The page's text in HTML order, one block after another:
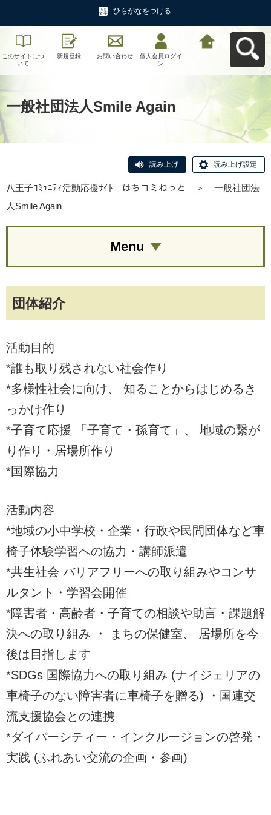
ひらがなをつける
このサイトにつ
いて
新規登録 お問い合わせ
個人会員ログイ
ン
一般社団法人Smile Again
読み上げ 読み上げ設定
八王子ｺﾐｭﾆﾃｨ活動応援ｻｲﾄ はちコミねっと ＞
一般社団法
人Smile Again
団体紹介
活動目的
*誰も取り残されない社会作り
*多様性社会に向け、 知ることからはじめるき
っかけ作り
*子育て応援 「子育て・孫育て」、 地域の繋が
り作り・居場所作り
*国際協力
活動内容
*地域の小中学校・企業・行政や民間団体など車
椅子体験学習への協力・講師派遣
*共生社会 バリアフリーへの取り組みやコンサ
ルタント・学習会開催
*障害者・高齢者・子育ての相談や助言・課題解
決への取り組み ・ まちの保健室、 居場所を今
後は目指します
*SDGs 国際協力への取り組み (ナイジェリアの
車椅子のない障害者に車椅子を贈る) ・国連交
流支援協会との連携
*ダイバーシティー・インクルージョンの啓発・
実践 (ふれあい交流の企画・参画)
Menu